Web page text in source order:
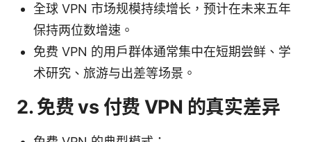
全球 VPN 市场规模持续增长，预计在未来五年
保持两位数增速。
免费 VPN 的用户群体通常集中在短期尝鲜、学
术研究、旅游与出差等场景。
2. 免费 vs 付费 VPN 的真实差异